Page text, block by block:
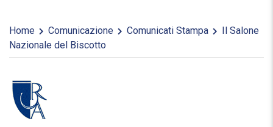
Home Comunicazione Comunicati Stampa
Il Salone
Nazionale del Biscotto